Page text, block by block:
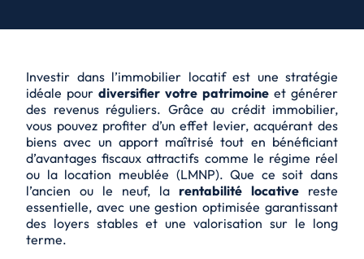
Investir dans l’immobilier locatif est une stratégie
idéale pour diversifier votre patrimoine et générer
des revenus réguliers. Grâce au crédit immobilier,
vous pouvez profiter d’un effet levier, acquérant des
biens avec un apport maîtrisé tout en bénéficiant
d’avantages fiscaux attractifs comme le régime réel
ou la location meublée (LMNP). Que ce soit dans
l’ancien ou le neuf, la rentabilité locative reste
essentielle, avec une gestion optimisée garantissant
des loyers stables et une valorisation sur le long
terme.